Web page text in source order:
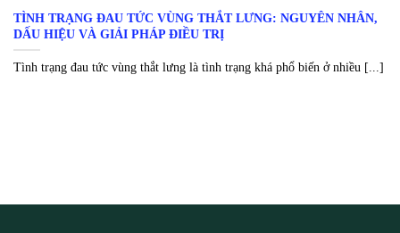
TÌNH TRẠNG ĐAU TỨC VÙNG THẮT LƯNG: NGUYÊN NHÂN,
DẤU HIỆU VÀ GIẢI PHÁP ĐIỀU TRỊ
Tình trạng đau tức vùng thắt lưng là tình trạng khá phổ biến ở nhiều [...]